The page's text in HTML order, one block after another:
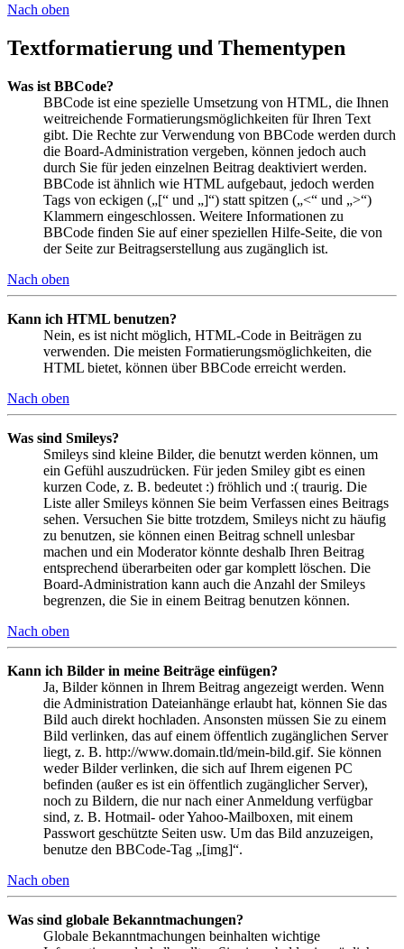
Nach oben
Textformatierung und Thementypen
Was ist BBCode?
BBCode ist eine spezielle Umsetzung von HTML, die Ihnen
weitreichende Formatierungsmöglichkeiten für Ihren Text
gibt. Die Rechte zur Verwendung von BBCode werden durch
die Board-Administration vergeben, können jedoch auch
durch Sie für jeden einzelnen Beitrag deaktiviert werden.
BBCode ist ähnlich wie HTML aufgebaut, jedoch werden
Tags von eckigen („[“ und „]“) statt spitzen („<“ und „>“)
Klammern eingeschlossen. Weitere Informationen zu
BBCode finden Sie auf einer speziellen Hilfe-Seite, die von
der Seite zur Beitragserstellung aus zugänglich ist.
Nach oben
Kann ich HTML benutzen?
Nein, es ist nicht möglich, HTML-Code in Beiträgen zu
verwenden. Die meisten Formatierungsmöglichkeiten, die
HTML bietet, können über BBCode erreicht werden.
Nach oben
Was sind Smileys?
Smileys sind kleine Bilder, die benutzt werden können, um
ein Gefühl auszudrücken. Für jeden Smiley gibt es einen
kurzen Code, z. B. bedeutet :) fröhlich und :( traurig. Die
Liste aller Smileys können Sie beim Verfassen eines Beitrags
sehen. Versuchen Sie bitte trotzdem, Smileys nicht zu häufig
zu benutzen, sie können einen Beitrag schnell unlesbar
machen und ein Moderator könnte deshalb Ihren Beitrag
entsprechend überarbeiten oder gar komplett löschen. Die
Board-Administration kann auch die Anzahl der Smileys
begrenzen, die Sie in einem Beitrag benutzen können.
Nach oben
Kann ich Bilder in meine Beiträge einfügen?
Ja, Bilder können in Ihrem Beitrag angezeigt werden. Wenn
die Administration Dateianhänge erlaubt hat, können Sie das
Bild auch direkt hochladen. Ansonsten müssen Sie zu einem
Bild verlinken, das auf einem öffentlich zugänglichen Server
liegt, z. B. http://www.domain.tld/mein-bild.gif. Sie können
weder Bilder verlinken, die sich auf Ihrem eigenen PC
befinden (außer es ist ein öffentlich zugänglicher Server),
noch zu Bildern, die nur nach einer Anmeldung verfügbar
sind, z. B. Hotmail- oder Yahoo-Mailboxen, mit einem
Passwort geschützte Seiten usw. Um das Bild anzuzeigen,
benutze den BBCode-Tag „[img]“.
Nach oben
Was sind globale Bekanntmachungen?
Globale Bekanntmachungen beinhalten wichtige